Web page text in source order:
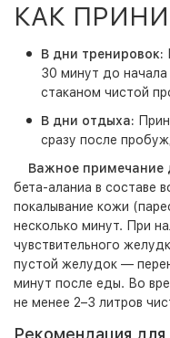
КАК
В дни тренировок:
30 минут до начала
стаканом чистой
В дни отдыха:
сразу после
Важное
бета-аланиа в составе
покалывание кожи
несколько минут. При
чувствительного
пустой желудок —
минут после еды. Во
не менее 2–3 литров
Рекомендация для